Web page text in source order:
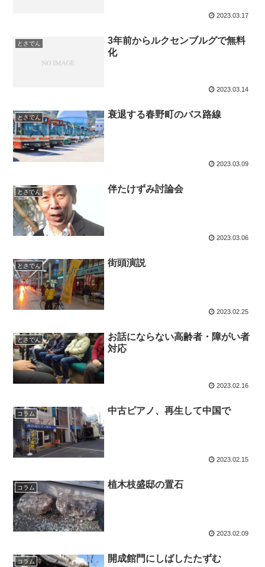
2023.03.17
とさでん
3年前からルクセンブルグで無料
化
2023.03.14
とさでん 衰退する春野町のバス路線
2023.03.09
とさでん 伴たけずみ討論会
2023.03.06
とさでん 街頭演説
2023.02.25
とさでん
お話にならない高齢者・障がい者
対応
2023.02.16
コラム 中古ピアノ、再生して中国で
2023.02.15
コラム 植木枝盛邸の置石
2023.02.09
コラム 開成館門にしばしたたずむ